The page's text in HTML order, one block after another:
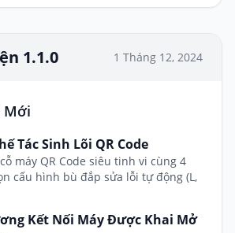
1.1.0 1 Tháng 12, 2024
Mới
Tác Sinh Lõi QR Code
máy QR Code siêu tinh vi cùng 4
cấu hình bù đắp sửa lỗi tự động (L,
Kết Nối Máy Được Khai Mở